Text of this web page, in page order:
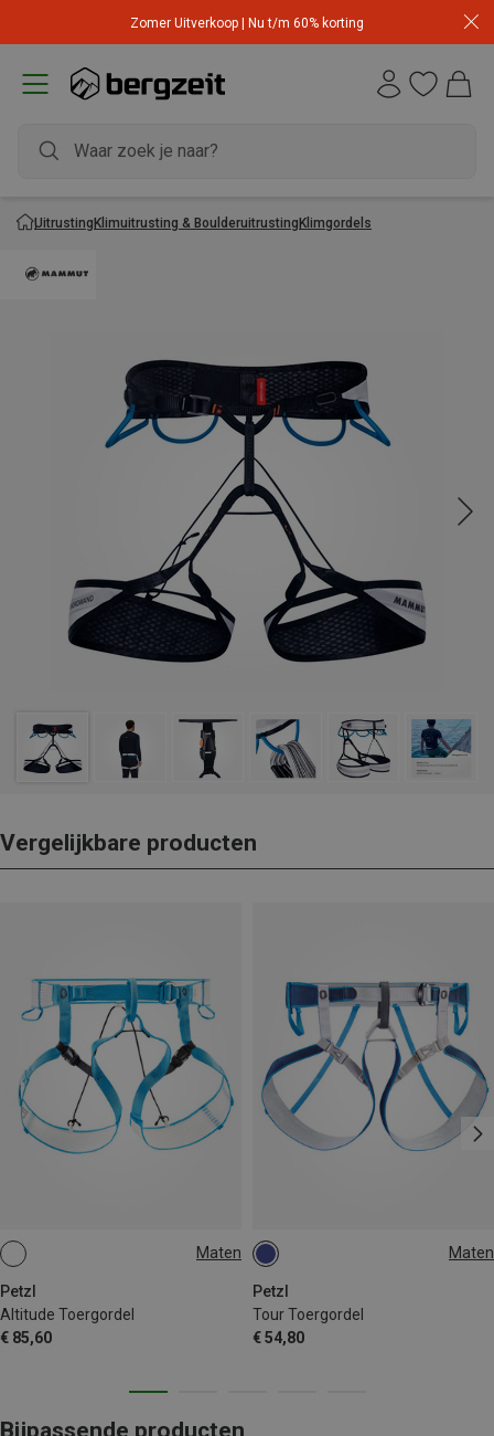
Zomer Uitverkoop | Nu t/m 60% korting
UitrustingKlimuitrusting & BoulderuitrustingKlimgordels
Vergelijkbare producten
Maten
Petzl
Altitude Toergordel
€ 85,60
L-XL Maten
Petzl
Tour Toergordel
€ 54,80
L-XL | 84-108CM
S-M | 64-86CM
Bijpassende producten